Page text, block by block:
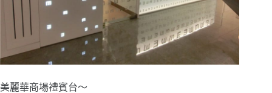
美麗華商場禮賓台～